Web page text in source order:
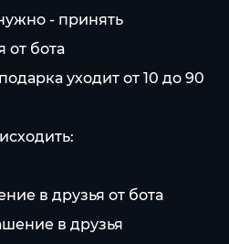
- принять
от бота
уходит от 10 до 90
в друзья от бота
в друзья